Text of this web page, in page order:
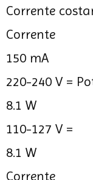
Corrente
Corrente
150 mA
220-240 V =
8.1 W
110-127 V =
8.1 W
Corrente